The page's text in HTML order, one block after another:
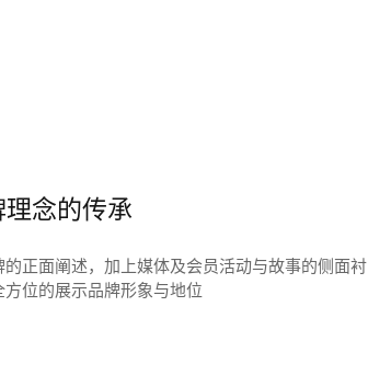
理念的传承
的正面阐述，加上媒体及会员活动与故事的侧面衬
方位的展示品牌形象与地位